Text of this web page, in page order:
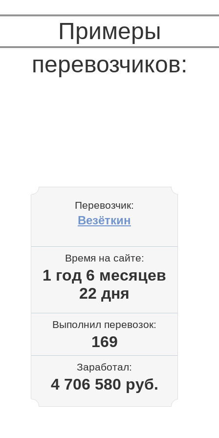
Примеры
перевозчиков:
Перевозчик:
Везёткин
Время на сайте:
1 год 6 месяцев
22 дня
Выполнил перевозок:
169
Заработал:
4 706 580 руб.